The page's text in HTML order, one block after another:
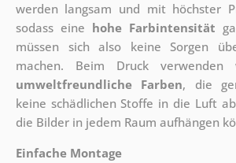
werden langsam und mit höchster
sodass eine hohe Farbintensität
müssen sich also keine Sorgen
machen. Beim Druck verwenden
umweltfreundliche Farben, die
keine schädlichen Stoffe in die Luft
die Bilder in jedem Raum aufhängen
Einfache Montage